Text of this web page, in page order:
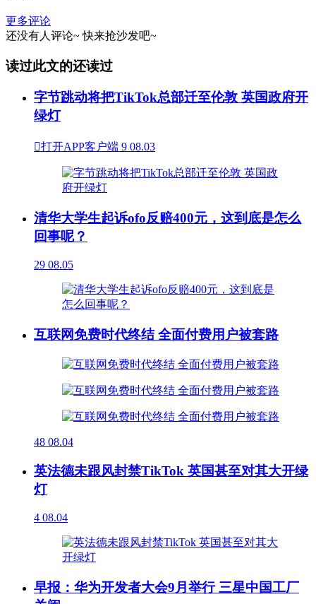
更多评论
还没有人评论~ 快来抢沙发吧~
读过此文的还读过
字节跳动将把TikTok总部迁至伦敦 英国政府开
绿灯
打开APP客户端 9 08.03
清华大学生起诉ofo反赔400元，这到底是怎么
回事呢？
29 08.05
互联网免费时代终结 全面付费用户被套路
48 08.04
英法德未跟风封禁TikTok 英国甚至对其大开绿
灯
4 08.04
早报：华为开发者大会9月举行 三星中国工厂